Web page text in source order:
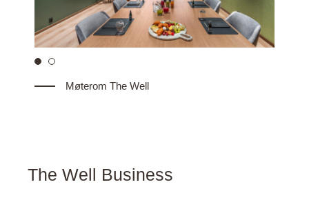
Møterom The Well
The Well Business